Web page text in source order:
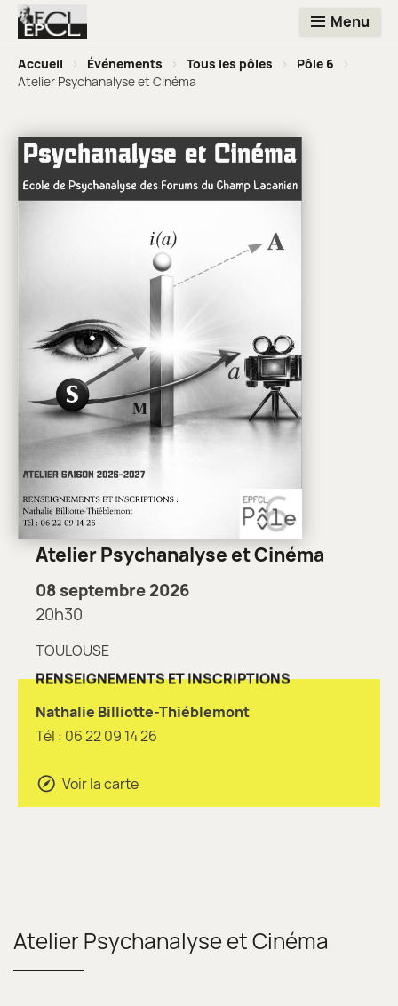
Menu
Accueil > Événements > Tous les pôles > Pôle 6
>
Atelier Psychanalyse et Cinéma
Atelier Psychanalyse et Cinéma
08 septembre 2026
20h30
TOULOUSE
RENSEIGNEMENTS ET INSCRIPTIONS
Nathalie Billiotte-Thiéblemont
Tél : 06 22 09 14 26
Voir la carte
Atelier Psychanalyse et Cinéma